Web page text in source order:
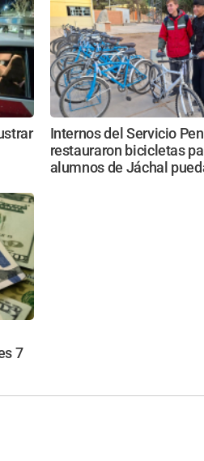
Internos del Servicio
restauraron bicicletas
alumnos de Jáchal
7